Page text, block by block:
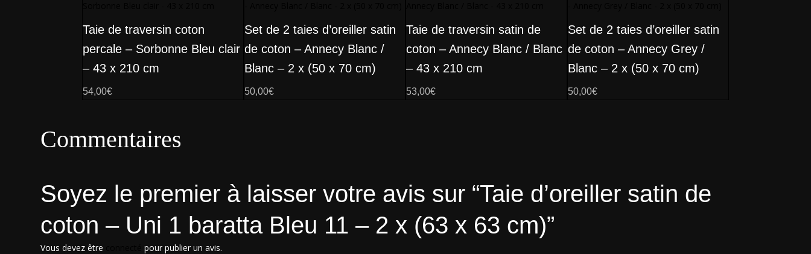
Taie de traversin coton
percale – Sorbonne Bleu clair
– 43 x 210 cm
54,00€
Set de 2 taies d’oreiller satin
de coton – Annecy Blanc /
Blanc – 2 x (50 x 70 cm)
50,00€
Taie de traversin satin de
coton – Annecy Blanc / Blanc
– 43 x 210 cm
53,00€
Set de 2 taies d’oreiller satin
de coton – Annecy Grey /
Blanc – 2 x (50 x 70 cm)
50,00€
Commentaires
Soyez le premier à laisser votre avis sur “Taie d’oreiller satin de
coton – Uni 1 baratta Bleu 11 – 2 x (63 x 63 cm)”
Vous devez être pour publier un avis.